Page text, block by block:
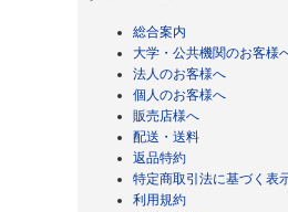
総合案内
大学・公共機関のお客様
法人のお客様へ
個人のお客様へ
販売店様へ
配送・送料
返品特約
特定商取引法に基づく表
利用規約